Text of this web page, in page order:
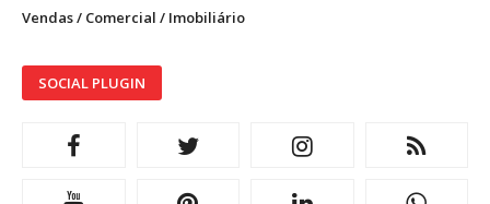
Vendas / Comercial / Imobiliário
SOCIAL PLUGIN